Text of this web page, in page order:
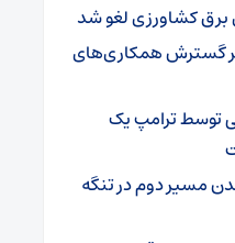
برق کشاورزی لغو شد
بر گسترش همکاری‌های
توسط ترامپ یک
مسیر دوم در تنگه